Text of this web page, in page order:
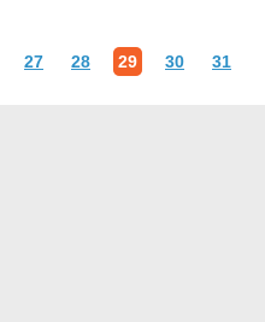
27 28 29 30
31